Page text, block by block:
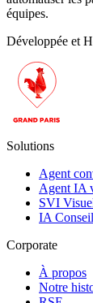
équipes.
Développée et
Solutions
Agent
Agent IA
SVI
IA
Corporate
À propos
Notre